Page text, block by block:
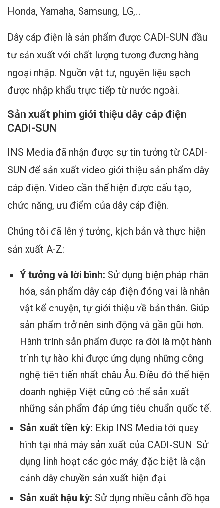
Honda, Yamaha, Samsung, LG,…
Dây cáp điện là sản phẩm được CADI-SUN đầu
tư sản xuất với chất lượng tương đương hàng
ngoại nhập. Nguồn vật tư, nguyên liệu sạch
được nhập khẩu trực tiếp từ nước ngoài.
Sản xuất phim giới thiệu dây cáp điện
CADI-SUN
INS Media đã nhận được sự tin tưởng từ CADI-
SUN để sản xuất video giới thiệu sản phẩm dây
cáp điện. Video cần thể hiện được cấu tạo,
chức năng, ưu điểm của dây cáp điện.
Chúng tôi đã lên ý tưởng, kịch bản và thực hiện
sản xuất A-Z:
Ý tưởng và lời bình: Sử dụng biện pháp nhân
hóa, sản phẩm dây cáp điện đóng vai là nhân
vật kể chuyện, tự giới thiệu về bản thân. Giúp
sản phẩm trở nên sinh động và gần gũi hơn.
Hành trình sản phẩm được ra đời là một hành
trình tự hào khi được ứng dụng những công
nghệ tiên tiến nhất châu Âu. Điều đó thể hiện
doanh nghiệp Việt cũng có thể sản xuất
những sản phẩm đáp ứng tiêu chuẩn quốc tế.
Sản xuất tiền kỳ: Ekip INS Media tới quay
hình tại nhà máy sản xuất của CADI-SUN. Sử
dụng linh hoạt các góc máy, đặc biệt là cận
cảnh dây chuyền sản xuất hiện đại.
Sản xuất hậu kỳ: Sử dụng nhiều cảnh đồ họa